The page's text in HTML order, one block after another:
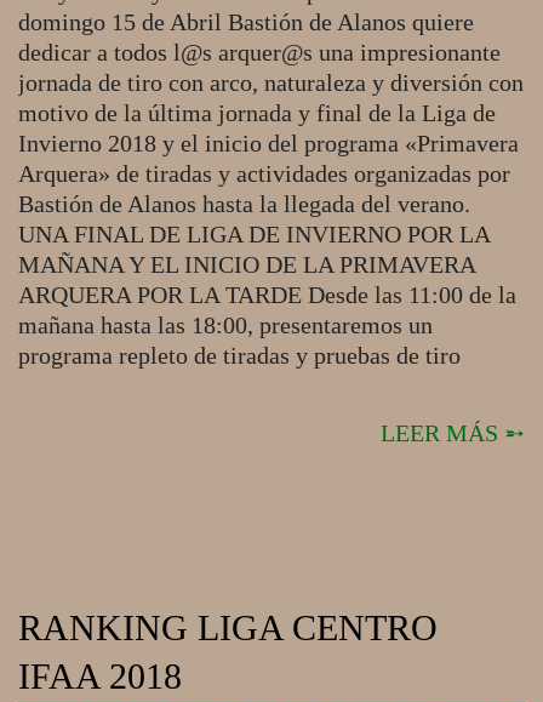
domingo 15 de Abril Bastión de Alanos quiere
dedicar a todos l@s arquer@s una impresionante
jornada de tiro con arco, naturaleza y diversión con
motivo de la última jornada y final de la Liga de
Invierno 2018 y el inicio del programa «Primavera
Arquera» de tiradas y actividades organizadas por
Bastión de Alanos hasta la llegada del verano.
UNA FINAL DE LIGA DE INVIERNO POR LA
MAÑANA Y EL INICIO DE LA PRIMAVERA
ARQUERA POR LA TARDE Desde las 11:00 de la
mañana hasta las 18:00, presentaremos un
programa repleto de tiradas y pruebas de tiro
LEER MÁS ➵
RANKING LIGA CENTRO
IFAA 2018